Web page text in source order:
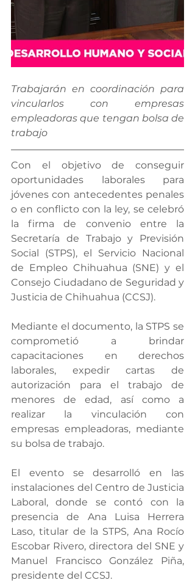
Trabajarán en coordinación para
vincularlos con empresas
empleadoras que tengan bolsa de
trabajo
Con el objetivo de conseguir
oportunidades laborales para
jóvenes con antecedentes penales
o en conflicto con la ley, se celebró
la firma de convenio entre la
Secretaría de Trabajo y Previsión
Social (STPS), el Servicio Nacional
de Empleo Chihuahua (SNE) y el
Consejo Ciudadano de Seguridad y
Justicia de Chihuahua (CCSJ).
Mediante el documento, la STPS se
comprometió a brindar
capacitaciones en derechos
laborales, expedir cartas de
autorización para el trabajo de
menores de edad, así como a
realizar la vinculación con
empresas empleadoras, mediante
su bolsa de trabajo.
El evento se desarrolló en las
instalaciones del Centro de Justicia
Laboral, donde se contó con la
presencia de Ana Luisa Herrera
Laso, titular de la STPS, Ana Rocío
Escobar Rivero, directora del SNE y
Manuel Francisco González Piña,
presidente del CCSJ.